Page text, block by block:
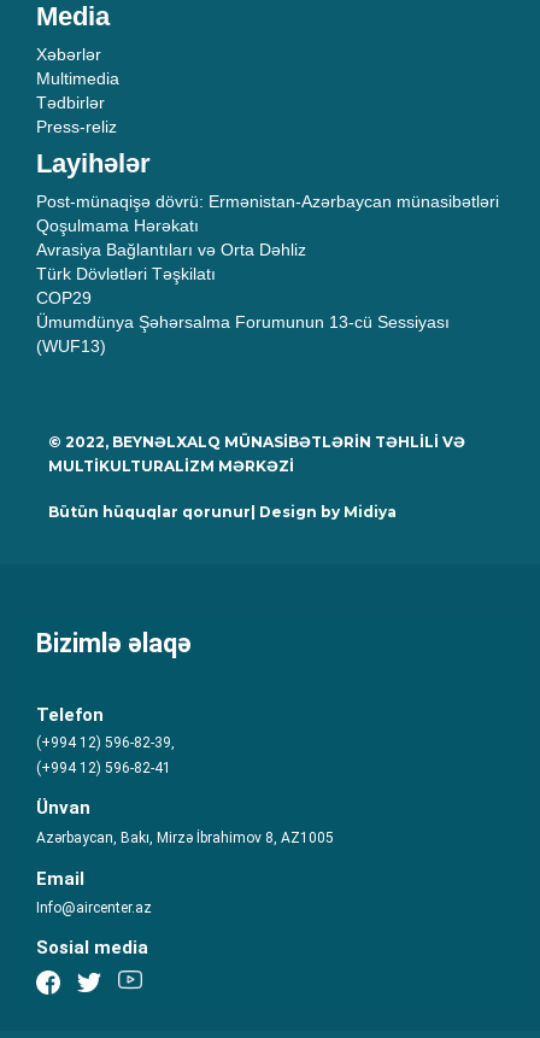
Media
Xəbərlər
Multimedia
Tədbirlər
Press-reliz
Layihələr
Post-münaqişə dövrü: Ermənistan-Azərbaycan münasibətləri
Qoşulmama Hərəkatı
Avrasiya Bağlantıları və Orta Dəhliz
Türk Dövlətləri Təşkilatı
COP29
Ümumdünya Şəhərsalma Forumunun 13-cü Sessiyası
(WUF13)
© 2022, BEYNƏLXALQ MÜNASİBƏTLƏRİN TƏHLİLİ VƏ
MULTİKULTURALİZM MƏRKƏZİ
Bütün hüquqlar qorunur| Design by Midiya
Bizimlə əlaqə
Telefon
(+994 12) 596-82-39,
(+994 12) 596-82-41
Ünvan
Azərbaycan, Bakı, Mirzə İbrahimov 8, AZ1005
Email
Info@aircenter.az
Sosial media